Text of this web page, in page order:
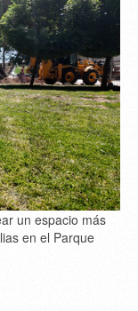
un espacio más
en el Parque